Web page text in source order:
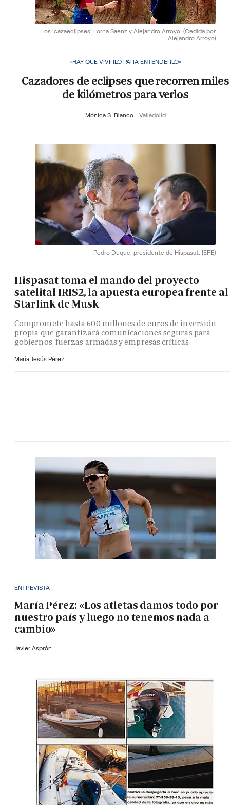
Los 'cazaeclipses' Lorna Saenz y Alejandro Arroyo. (Cedida por
Alejandro Arroyo)
«HAY QUE VIVIRLO PARA ENTENDERLO»
Cazadores de eclipses que recorren miles
de kilómetros para verlos
Mónica S. Blanco Valladolid
Pedro Duque, presidente de Hispasat. (EFE)
Hispasat toma el mando del proyecto
satelital IRIS2, la apuesta europea frente al
Starlink de Musk
Compromete hasta 600 millones de euros de inversión
propia que garantizará comunicaciones seguras para
gobiernos, fuerzas armadas y empresas críticas
María Jesús Pérez
ENTREVISTA
María Pérez: «Los atletas damos todo por
nuestro país y luego no tenemos nada a
cambio»
Javier Asprón